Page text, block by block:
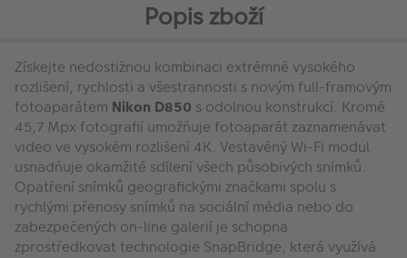
Popis zboží
Získejte nedostižnou kombinaci extrémně vysokého
rozlišení, rychlosti a všestrannosti s novým full-framovým
fotoaparátem Nikon D850 s odolnou konstrukcí. Kromě
45,7 Mpx fotografií umožňuje fotoaparát zaznamenávat
video ve vysokém rozlišení 4K. Vestavěný Wi-Fi modul
usnadňuje okamžité sdílení všech působivých snímků.
Opatření snímků geografickými značkami spolu s
rychlými přenosy snímků na sociální média nebo do
zabezpečených on-line galerií je schopna
zprostředkovat technologie SnapBridge, která využívá